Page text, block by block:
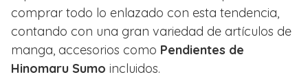
comprar todo lo enlazado con esta tendencia,
contando con una gran variedad de artículos de
manga, accesorios como Pendientes de
Hinomaru Sumo incluidos.